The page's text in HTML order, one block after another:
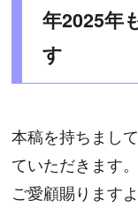
年2025年
す
本稿を持ちまし
ていただきます
ご愛顧賜ります